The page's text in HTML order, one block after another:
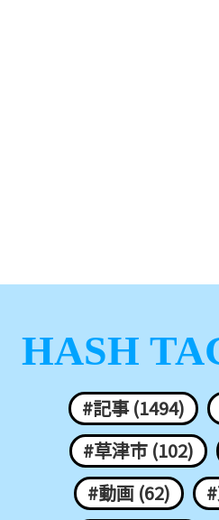
HASH
#記事 (1494)
#草津市 (102)
#動画 (62)